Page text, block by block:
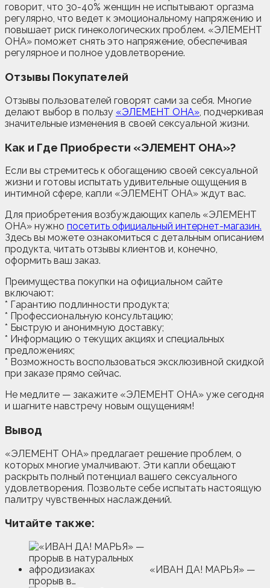
говорит, что 30-40% женщин не испытывают оргазма
регулярно, что ведет к эмоциональному напряжению и
повышает риск гинекологических проблем. «ЭЛЕМЕНТ
ОНА» поможет снять это напряжение, обеспечивая
регулярное и полное удовлетворение.
Отзывы Покупателей
Отзывы пользователей говорят сами за себя. Многие
делают выбор в пользу «ЭЛЕМЕНТ ОНА», подчеркивая
значительные изменения в своей сексуальной жизни.
Как и Где Приобрести «ЭЛЕМЕНТ ОНА»?
Если вы стремитесь к обогащению своей сексуальной
жизни и готовы испытать удивительные ощущения в
интимной сфере, капли «ЭЛЕМЕНТ ОНА» ждут вас.
Для приобретения возбуждающих капель «ЭЛЕМЕНТ
ОНА» нужно посетить официальный интернет-магазин.
Здесь вы можете ознакомиться с детальным описанием
продукта, читать отзывы клиентов и, конечно,
оформить ваш заказ.
Преимущества покупки на официальном сайте
включают:
* Гарантию подлинности продукта;
* Профессиональную консультацию;
* Быструю и анонимную доставку;
* Информацию о текущих акциях и специальных
предложениях;
* Возможность воспользоваться эксклюзивной скидкой
при заказе прямо сейчас.
Не медлите — закажите «ЭЛЕМЕНТ ОНА» уже сегодня
и шагните навстречу новым ощущениям!
Вывод
«ЭЛЕМЕНТ ОНА» предлагает решение проблем, о
которых многие умалчивают. Эти капли обещают
раскрыть полный потенциал вашего сексуального
удовлетворения. Позвольте себе испытать настоящую
палитру чувственных наслаждений.
Читайте также:
«ИВАН ДА! МАРЬЯ» —
прорыв в…